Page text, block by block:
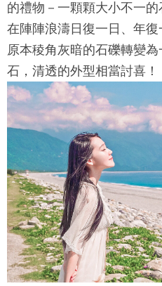
的禮物－一顆顆大小不一的
在陣陣浪濤日復一日、年復
原本稜角灰暗的石礫轉變
石，清透的外型相當討喜！